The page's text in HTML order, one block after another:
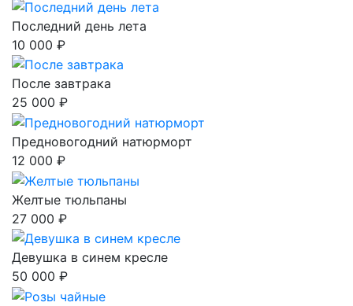
Последний день лета
10 000 ₽
После завтрака
25 000 ₽
Предновогодний натюрморт
12 000 ₽
Желтые тюльпаны
27 000 ₽
Девушка в синем кресле
50 000 ₽